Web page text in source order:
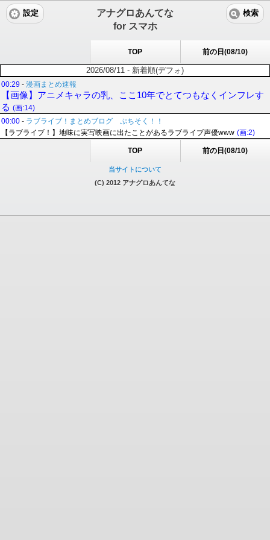
アナグロあんてな
for スマホ
設定 検索
TOP 前の日(08/10)
2026/08/11 - 新着順(デフォ)
00:29 - 漫画まとめ速報
【画像】アニメキャラの乳、ここ10年でとてつもなくインフレす
る (画:14)
00:00 - ラブライブ！まとめブログ ぷちそく！！
【ラブライブ！】地味に実写映画に出たことがあるラブライブ声優www (画:2)
TOP 前の日(08/10)
当サイトについて
(C) 2012 アナグロあんてな